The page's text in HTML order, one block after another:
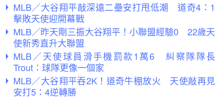
MLB／大谷翔平敲深遠二壘安打甩低潮 道奇4：1
擊敗天使迎開幕戰
MLB／昨天剛三振大谷翔平！小聯盟經驗0 22歲天
使新秀直升大聯盟
MLB／天使球員滑手機罰款1萬6 糾察隊隊長
Trout：球隊更像一個家
MLB／大谷翔平吞2K！道奇牛棚放火 天使敲再見
安打5：4逆轉勝